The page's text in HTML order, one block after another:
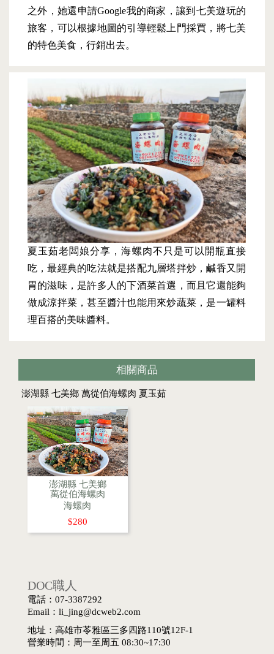
之外，她還申請Google我的商家，讓到七美遊玩的
旅客，可以根據地圖的引導輕鬆上門採買，將七美
的特色美食，行銷出去。
夏玉茹老闆娘分享，海螺肉不只是可以開瓶直接
吃，最經典的吃法就是搭配九層塔拌炒，鹹香又開
胃的滋味，是許多人的下酒菜首選，而且它還能夠
做成涼拌菜，甚至醬汁也能用來炒蔬菜，是一罐料
理百搭的美味醬料。
相關商品
澎湖縣 七美鄉 萬從伯海螺肉 夏玉茹
澎湖縣 七美鄉
萬從伯海螺肉
海螺肉
$280
DOC職人
電話：07-3387292
Email：li_jing@dcweb2.com
地址：高雄市苓雅區三多四路110號12F-1
營業時間：周一至周五 08:30~17:30